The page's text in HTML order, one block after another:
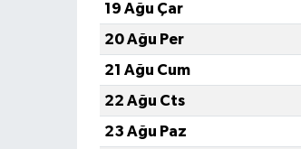
19 Ağu Çar
20 Ağu Per
21 Ağu Cum
22 Ağu Cts
23 Ağu Paz